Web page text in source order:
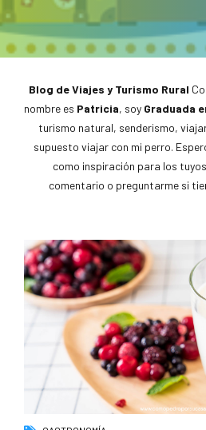
Blog de Viajes y Turismo Rural
nombre es Patricia, soy Graduada
turismo natural, senderismo,
supuesto viajar con mi perro.
como inspiración para los
comentario o preguntarme si